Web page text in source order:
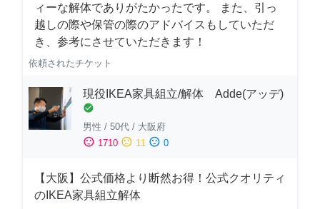
ィーな解体でありがたかったです。 また、引っ
越しの際や保管の際のアドバイスもしていただ
き、参考にさせていただきます！
依頼されたチケット
現役IKEA家具組立/解体 Adde(アッデ)
check_circle
男性 / 50代 / 大阪府
sentiment_satisfied 1710 sentiment_neutral 11 sentiment_dissatisfied 0
【大阪】公式価格より断然お得！公式クオリティ
のIKEA家具組立解体